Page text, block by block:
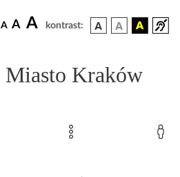
A A A kontrast:
Miasto Kraków